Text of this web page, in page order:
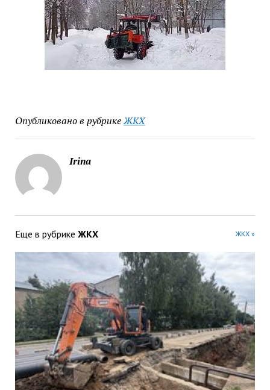
Опубликовано в рубрикеЖКХ
Irina
Еще в рубрике ЖКХ ЖКХ »